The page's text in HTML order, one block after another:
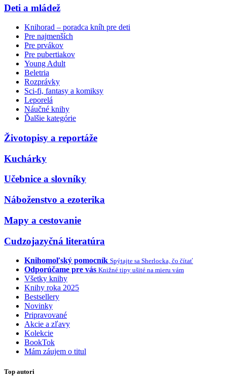
Deti a mládež
Knihorad – poradca kníh pre deti
Pre najmenších
Pre prvákov
Pre pubertiakov
Young Adult
Beletria
Rozprávky
Sci-fi, fantasy a komiksy
Leporelá
Náučné knihy
Ďalšie kategórie
Životopisy a reportáže
Kuchárky
Učebnice a slovníky
Náboženstvo a ezoterika
Mapy a cestovanie
Cudzojazyčná literatúra
Knihomoľský pomocník Spýtajte sa Sherlocka, čo čítať
Odporúčame pre vás Knižné tipy ušité na mieru vám
Všetky knihy
Knihy roka 2025
Bestsellery
Novinky
Pripravované
Akcie a zľavy
Kolekcie
BookTok
Mám záujem o titul
Top autori